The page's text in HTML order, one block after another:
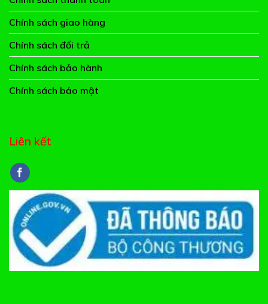
Chính sách giao hàng
Chính sách đổi trả
Chính sách bảo hành
Chính sách bảo mật
Liên kết